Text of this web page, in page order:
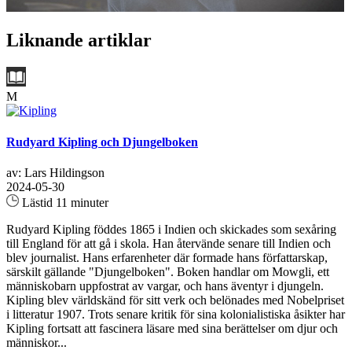
Liknande artiklar
M
Rudyard Kipling och Djungelboken
av: Lars Hildingson
2024-05-30
Lästid 11 minuter
Rudyard Kipling föddes 1865 i Indien och skickades som sexåring
till England för att gå i skola. Han återvände senare till Indien och
blev journalist. Hans erfarenheter där formade hans författarskap,
särskilt gällande "Djungelboken". Boken handlar om Mowgli, ett
människobarn uppfostrat av vargar, och hans äventyr i djungeln.
Kipling blev världskänd för sitt verk och belönades med Nobelpriset
i litteratur 1907. Trots senare kritik för sina kolonialistiska åsikter har
Kipling fortsatt att fascinera läsare med sina berättelser om djur och
människor...